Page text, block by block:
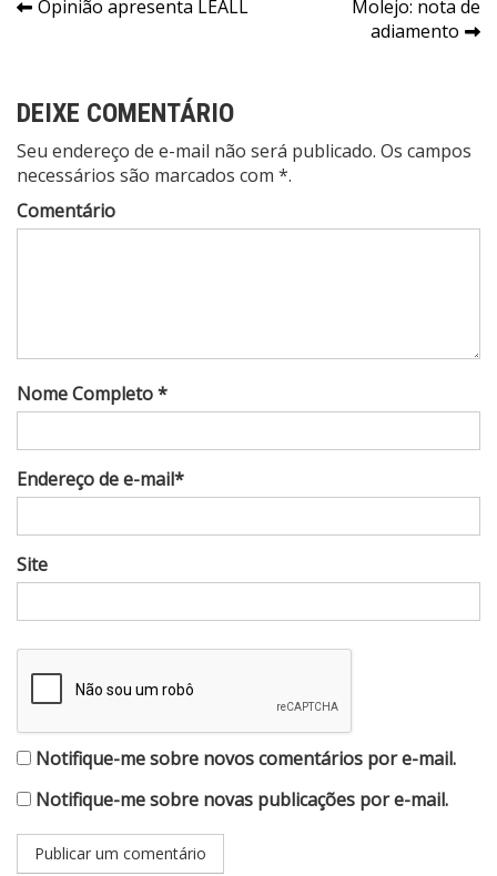
Navegação
Opinião apresenta LEALL
Molejo: nota de
adiamento
DEIXE COMENTÁRIO
Seu endereço de e-mail não será publicado. Os campos
necessários são marcados com *.
Comentário
Nome Completo *
Endereço de e-mail*
Site
Notifique-me sobre novos comentários por e-mail.
Notifique-me sobre novas publicações por e-mail.